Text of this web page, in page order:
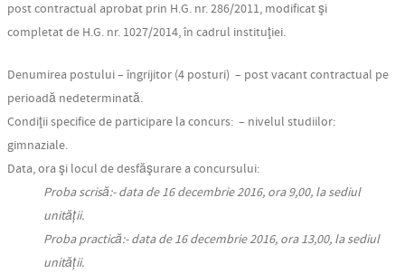
post contractual aprobat prin H.G. nr. 286/2011, modificat şi
completat de H.G. nr. 1027/2014, în cadrul instituţiei.
Denumirea postului – îngrijitor (4 posturi) – postvacantcontractual pe
perioadă nedeterminată.
Condiţii specifice de participare la concurs: – nivelul studiilor:
gimnaziale.
Data, ora şi locul de desfăşurare a concursului:
Proba scrisă:- data de 16 decembrie 2016, ora 9,00, la sediul
unității.
Proba practică:- data de 16 decembrie 2016, ora 13,00, la sediul
unității.